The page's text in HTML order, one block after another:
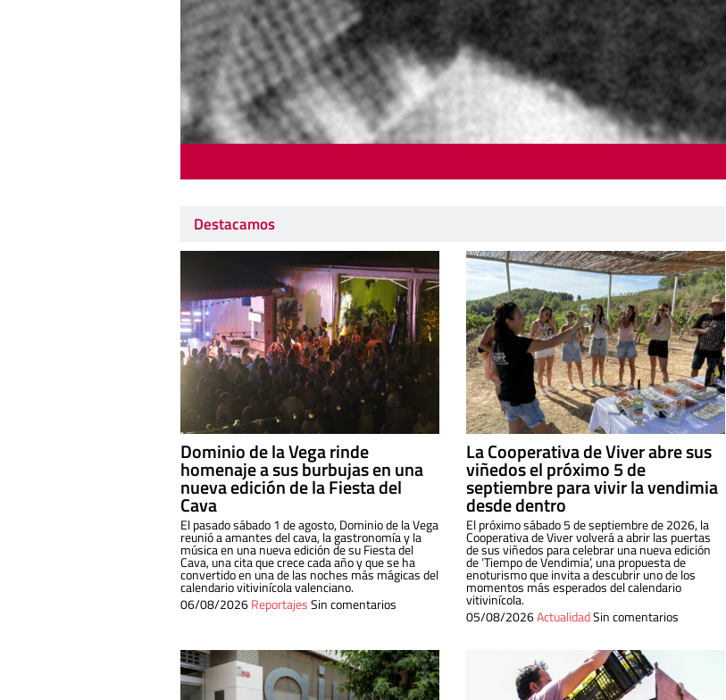
Destacamos
Dominio de la Vega rinde
homenaje a sus burbujas en una
nueva edición de la Fiesta del
Cava
El pasado sábado 1 de agosto, Dominio de la Vega
reunió a amantes del cava, la gastronomía y la
música en una nueva edición de su Fiesta del
Cava, una cita que crece cada año y que se ha
convertido en una de las noches más mágicas del
calendario vitivinícola valenciano.
06/08/2026ReportajesSin comentarios
La Cooperativa de Viver abre sus
viñedos el próximo 5 de
septiembre para vivir la vendimia
desde dentro
El próximo sábado 5 de septiembre de 2026, la
Cooperativa de Viver volverá a abrir las puertas
de sus viñedos para celebrar una nueva edición
de ‘Tiempo de Vendimia’, una propuesta de
enoturismo que invita a descubrir uno de los
momentos más esperados del calendario
vitivinícola.
05/08/2026ActualidadSin comentarios